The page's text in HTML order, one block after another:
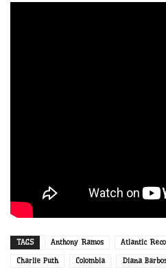
TAGS Anthony Ramos Atlantic
Charlie Puth Colombia Diana